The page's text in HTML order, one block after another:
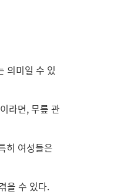
의미일 수 있
라면, 무릎 관
히 여성들은
을 수 있다.